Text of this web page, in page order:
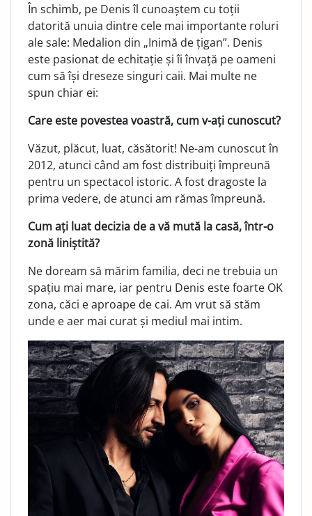
În schimb, pe Denis îl cunoaștem cu toții
datorită unuia dintre cele mai importante roluri
ale sale: Medalion din „Inimă de țigan”. Denis
este pasionat de echitație și îi învață pe oameni
cum să își dreseze singuri caii. Mai multe ne
spun chiar ei:
Care este povestea voastră, cum v-ați cunoscut?
Văzut, plăcut, luat, căsătorit! Ne-am cunoscut în
2012, atunci când am fost distribuiți împreună
pentru un spectacol istoric. A fost dragoste la
prima vedere, de atunci am rămas împreună.
Cum ați luat decizia de a vă mută la casă, într-o
zonă liniștită?
Ne doream să mărim familia, deci ne trebuia un
spațiu mai mare, iar pentru Denis este foarte OK
zona, căci e aproape de cai. Am vrut să stăm
unde e aer mai curat și mediul mai intim.